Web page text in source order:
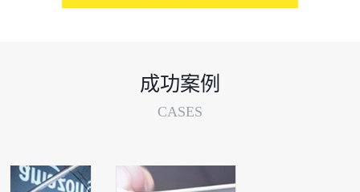
成功案例
CASES